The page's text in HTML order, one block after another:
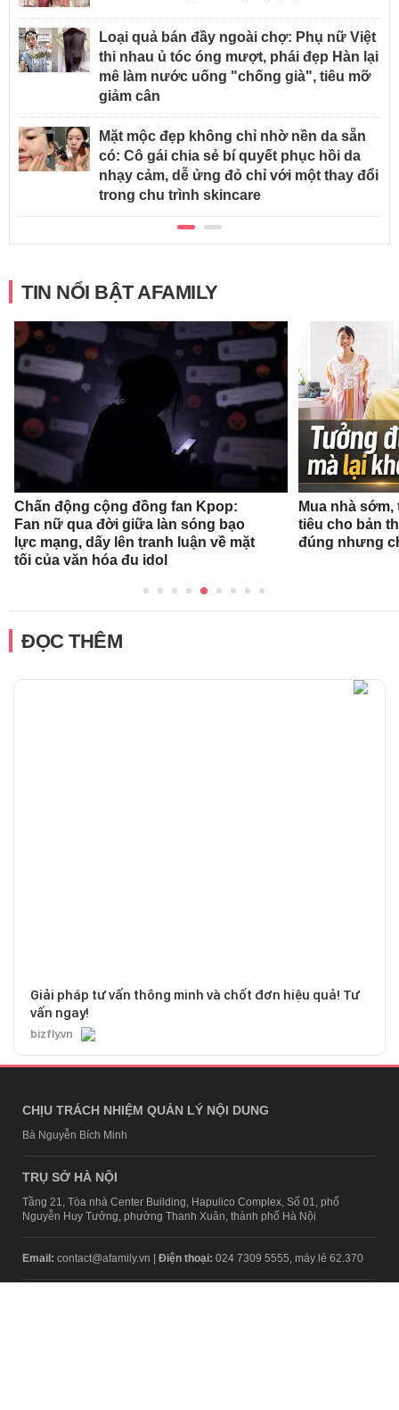
Loại quả bán đầy ngoài chợ: Phụ nữ Việt
thi nhau ủ tóc óng mượt, phái đẹp Hàn lại
mê làm nước uống "chống già", tiêu mỡ
giảm cân
Mặt mộc đẹp không chỉ nhờ nền da sẵn
có: Cô gái chia sẻ bí quyết phục hồi da
nhạy cảm, dễ ửng đỏ chỉ với một thay đổi
trong chu trình skincare
TIN NỔI BẬT AFAMILY
Chấn động cộng đồng fan Kpop:
Fan nữ qua đời giữa làn sóng bạo
lực mạng, dấy lên tranh luận về mặt
tối của văn hóa đu idol
Mua nhà
tiêu cho bản
đúng nhưng
ĐỌC THÊM
Giải pháp tư vấn thông minh và chốt đơn hiệu quả! Tư
vấn ngay!
bizfly.vn
CHỊU TRÁCH NHIỆM QUẢN LÝ NỘI DUNG
Bà Nguyễn Bích Minh
TRỤ SỞ HÀ NỘI
Tầng 21, Tòa nhà Center Building, Hapulico Complex, Số 01, phố
Nguyễn Huy Tưởng, phường Thanh Xuân, thành phố Hà Nội
Email: contact@afamily.vn | Điện thoại: 024 7309 5555, máy lẻ 62.370